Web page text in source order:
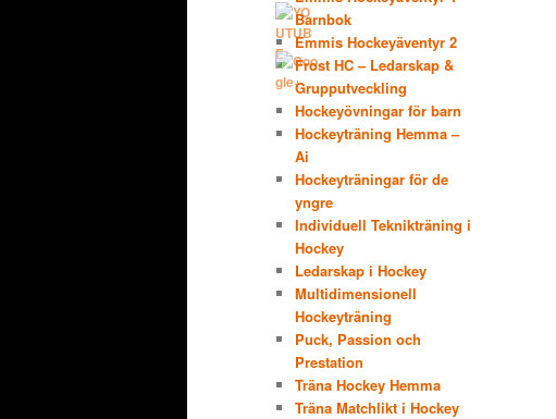
Barnbok
Emmis Hockeyäventyr 2
Frost HC – Ledarskap &
Grupputveckling
Hockeyövningar för barn
Hockeyträning Hemma –
Ai
Hockeyträningar för de
yngre
Individuell Teknikträning i
Hockey
Ledarskap i Hockey
Multidimensionell
Hockeyträning
Puck, Passion och
Prestation
Träna Hockey Hemma
Träna Matchlikt i Hockey